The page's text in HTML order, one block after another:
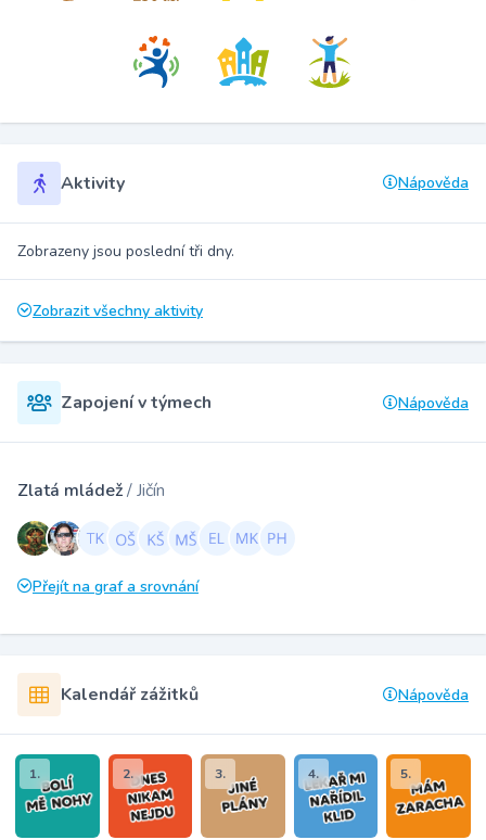
Aktivity Nápověda
Zobrazeny jsou poslední tři dny.
Zobrazit všechny aktivity
Zapojení v týmech Nápověda
Zlatá mládež/ Jičín
Přejít na graf a srovnání
Kalendář zážitků Nápověda
1. 2. 3. 4. 5.